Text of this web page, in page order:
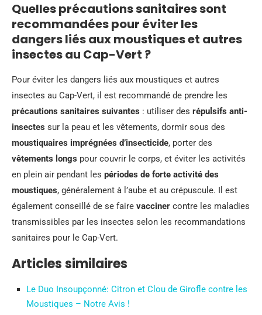
Quelles précautions sanitaires sont
recommandées pour éviter les
dangers liés aux moustiques et autres
insectes au Cap-Vert ?
Pour éviter les dangers liés aux moustiques et autres
insectes au Cap-Vert, il est recommandé de prendre les
précautions sanitaires suivantes : utiliser des répulsifs anti-
insectes sur la peau et les vêtements, dormir sous des
moustiquaires imprégnées d’insecticide, porter des
vêtements longs pour couvrir le corps, et éviter les activités
en plein air pendant les périodes de forte activité des
moustiques, généralement à l’aube et au crépuscule. Il est
également conseillé de se faire vacciner contre les maladies
transmissibles par les insectes selon les recommandations
sanitaires pour le Cap-Vert.
Articles similaires
Le Duo Insoupçonné: Citron et Clou de Girofle contre les
Moustiques – Notre Avis !